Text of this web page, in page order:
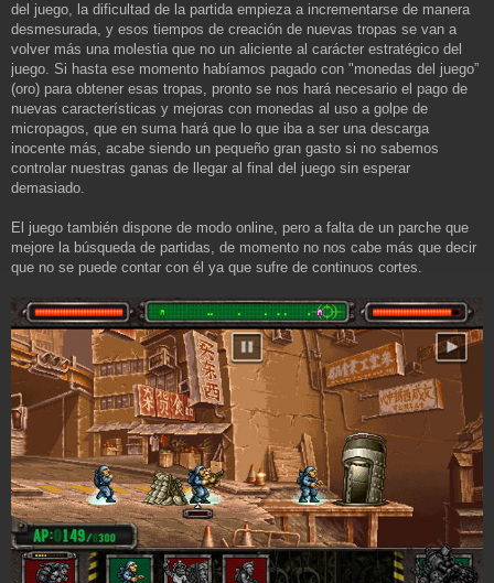
del juego, la dificultad de la partida empieza a incrementarse de manera
desmesurada, y esos tiempos de creación de nuevas tropas se van a
volver más una molestia que no un aliciente al carácter estratégico del
juego. Si hasta ese momento habíamos pagado con "monedas del juego”
(oro) para obtener esas tropas, pronto se nos hará necesario el pago de
nuevas características y mejoras con monedas al uso a golpe de
micropagos, que en suma hará que lo que iba a ser una descarga
inocente más, acabe siendo un pequeño gran gasto si no sabemos
controlar nuestras ganas de llegar al final del juego sin esperar
demasiado.
El juego también dispone de modo online, pero a falta de un parche que
mejore la búsqueda de partidas, de momento no nos cabe más que decir
que no se puede contar con él ya que sufre de continuos cortes.